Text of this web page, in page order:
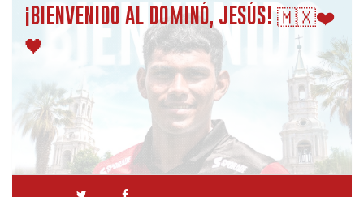
¡BIENVENIDO AL DOMINÓ, JESÚS! 🇲🇽❤️
🖤